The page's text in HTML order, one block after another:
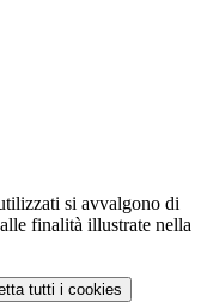
si avvalgono di
finalità illustrate nella
tutti i cookies